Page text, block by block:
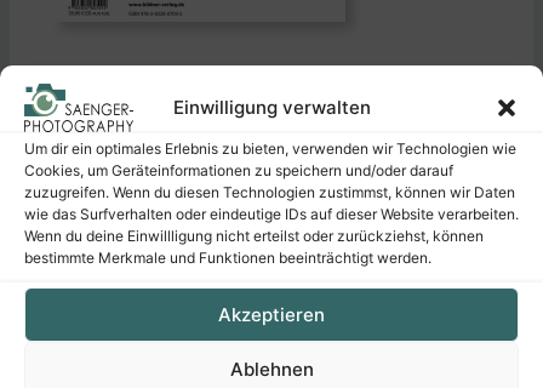
Einwilligung verwalten
Um dir ein optimales Erlebnis zu bieten, verwenden wir Technologien wie
Cookies, um Geräteinformationen zu speichern und/oder darauf
zuzugreifen. Wenn du diesen Technologien zustimmst, können wir Daten
wie das Surfverhalten oder eindeutige IDs auf dieser Website verarbeiten.
Wenn du deine Einwillligung nicht erteilst oder zurückziehst, können
bestimmte Merkmale und Funktionen beeinträchtigt werden.
Akzeptieren
Ablehnen
Das 3D-Tracking zusammen mit der KI-unterstützten
Erkennung von Personen, Tieren, Vögeln sowie Fahr- und
Flugzeugen hält Ihre Motive sicher im Fokus. Die
Motiverkennung funktioniert sogar, wenn mit dem
manuellen Fokus scharf gestellt wird. Für die individuelle
Bildwirkung sorgen die umfangreichen Bildstile (Picture
Control), die Sie selbst weiter anpassen können. Spannend
sind auch die aus der Nikon Imaging Cloud downloadbaren
Cloud-Picture-Control-Konfigurationen.